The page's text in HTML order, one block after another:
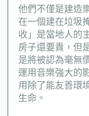
他們不僅是建造
在一個建在垃圾
收」是當地人的
房子還要貴，但
是將被認為毫無
運用音樂強大的
用除了能友善環
生命。